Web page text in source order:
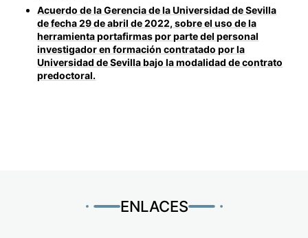
Acuerdo de la Gerencia de la Universidad de Sevilla
de fecha 29 de abril de 2022, sobre el uso de la
herramienta portafirmas por parte del personal
investigador en formación contratado por la
Universidad de Sevilla bajo la modalidad de contrato
predoctoral.
ENLACES